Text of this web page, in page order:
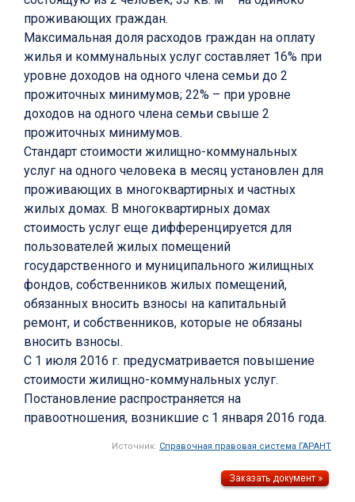
проживающих граждан.
Максимальная доля расходов граждан на оплату
жилья и коммунальных услуг составляет 16% при
уровне доходов на одного члена семьи до 2
прожиточных минимумов; 22% – при уровне
доходов на одного члена семьи свыше 2
прожиточных минимумов.
Стандарт стоимости жилищно-коммунальных
услуг на одного человека в месяц установлен для
проживающих в многоквартирных и частных
жилых домах. В многоквартирных домах
стоимость услуг еще дифференцируется для
пользователей жилых помещений
государственного и муниципального жилищных
фондов, собственников жилых помещений,
обязанных вносить взносы на капитальный
ремонт, и собственников, которые не обязаны
вносить взносы.
С 1 июля 2016 г. предусматривается повышение
стоимости жилищно-коммунальных услуг.
Постановление распространяется на
правоотношения, возникшие с 1 января 2016 года.
Источник: Справочная правовая система ГАРАНТ